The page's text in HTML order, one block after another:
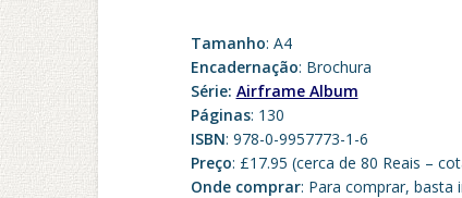
Tamanho: A4
Encadernação: Brochura
Série: Airframe Album
Páginas: 130
ISBN: 978-0-9957773-1-6
Preço: £17.95 (cerca de 80 Reais –
Onde comprar: Para comprar, basta